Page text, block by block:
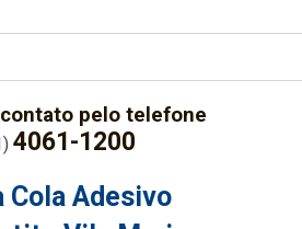
pelo telefone
4061-1200
Cola Adesivo